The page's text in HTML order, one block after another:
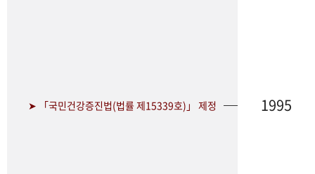
➤ 「국민건강증진법(법률 제15339호)」 제정 1995